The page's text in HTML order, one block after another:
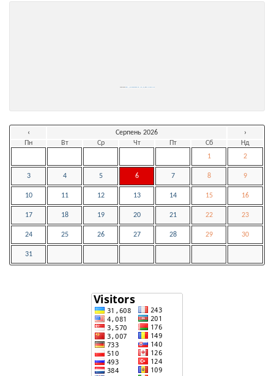
Powered byhttps://embedgooglemaps.com/en/&iamsterdamcard
‹ Серпень 2026
›
Пн
Вт Ср Чт Пт Сб
Нд
1
2
3 4 5 6 7 8 9
10 11 12 13 14 15 16
17 18 19 20 21 22 23
24 25 26 27 28 29 30
31